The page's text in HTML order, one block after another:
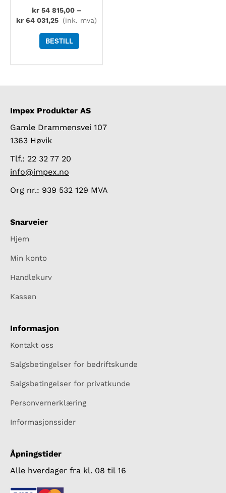
kr54 815,00–
kr 64 031,25 (ink. mva)
BESTILL
Impex Produkter AS
Gamle Drammensvei 107
1363 Høvik
Tlf.: 22 32 77 20
info@impex.no
Org nr.: 939 532 129 MVA
Snarveier
Hjem
Min konto
Handlekurv
Kassen
Informasjon
Kontakt oss
Salgsbetingelser for bedriftskunde
Salgsbetingelser for privatkunde
Personvernerklæring
Informasjonssider
Åpningstider
Alle hverdager fra kl. 08 til 16